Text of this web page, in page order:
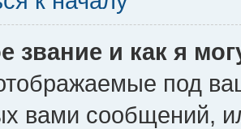
звание и как я
под
вами сообщений,